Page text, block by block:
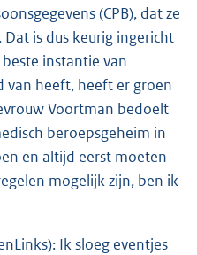
(CPB), dat ze
is dus keurig ingericht
instantie van
van heeft, heeft er groen
Voortman bedoelt
beroepsgeheim in
en altijd eerst moeten
mogelijk zijn, ben ik
Ik sloeg eventjes